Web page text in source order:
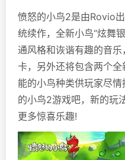
愤怒的小鸟2是由Rovio
统续作，全新小鸟“炫舞
通风格和诙谐有趣的音
卡，另外还将包含两个
能的小鸟种类供玩家尽
的小鸟2游戏吧，新的玩
更多惊喜乐趣!